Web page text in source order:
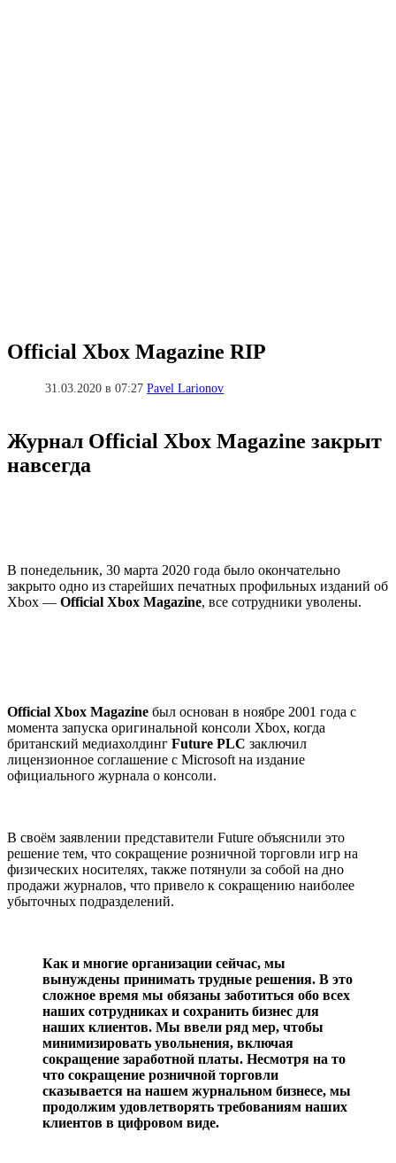
Official Xbox Magazine RIP
31.03.2020 в 07:27Pavel Larionov
Журнал Official Xbox Magazine закрыт
навсегда
В понедельник, 30 марта 2020 года было окончательно
закрыто одно из старейших печатных профильных изданий об
Xbox — Official Xbox Magazine, все сотрудники уволены.
Official Xbox Magazine был основан в ноябре 2001 года с
момента запуска оригинальной консоли Xbox, когда
британский медиахолдинг Future PLC заключил
лицензионное соглашение с Microsoft на издание
официального журнала о консоли.
В своём заявлении представители Future объяснили это
решение тем, что сокращение розничной торговли игр на
физических носителях, также потянули за собой на дно
продажи журналов, что привело к сокращению наиболее
убыточных подразделений.
Как и многие организации сейчас, мы
вынуждены принимать трудные решения. В это
сложное время мы обязаны заботиться обо всех
наших сотрудниках и сохранить бизнес для
наших клиентов. Мы ввели ряд мер, чтобы
минимизировать увольнения, включая
сокращение заработной платы. Несмотря на то
что сокращение розничной торговли
сказывается на нашем журнальном бизнесе, мы
продолжим удовлетворять требованиям наших
клиентов в цифровом виде.